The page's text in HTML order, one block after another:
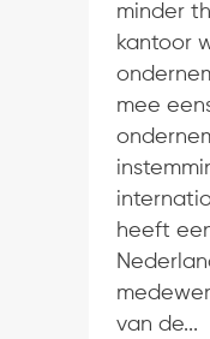
minder
kantoor
mee
heeft
van de...